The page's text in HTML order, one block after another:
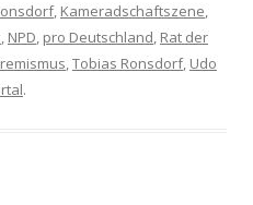
, Kameradschaftszene,
, NPD, pro Deutschland, Rat der
,Tobias Ronsdorf, Udo
.